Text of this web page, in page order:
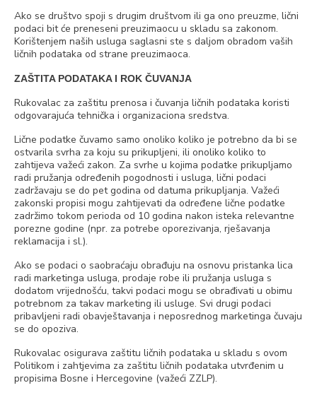
Ako se društvo spoji s drugim društvom ili ga ono preuzme, lični
podaci bit će preneseni preuzimaocu u skladu sa zakonom.
Korištenjem naših usluga saglasni ste s daljom obradom vaših
ličnih podataka od strane preuzimaoca.
ZAŠTITA PODATAKA I ROK ČUVANJA
Rukovalac za zaštitu prenosa i čuvanja ličnih podataka koristi
odgovarajuća tehnička i organizaciona sredstva.
Lične podatke čuvamo samo onoliko koliko je potrebno da bi se
ostvarila svrha za koju su prikupljeni, ili onoliko koliko to
zahtijeva važeći zakon. Za svrhe u kojima podatke prikupljamo
radi pružanja određenih pogodnosti i usluga, lični podaci
zadržavaju se do pet godina od datuma prikupljanja. Važeći
zakonski propisi mogu zahtijevati da određene lične podatke
zadržimo tokom perioda od 10 godina nakon isteka relevantne
porezne godine (npr. za potrebe oporezivanja, rješavanja
reklamacija i sl.).
Ako se podaci o saobraćaju obrađuju na osnovu pristanka lica
radi marketinga usluga, prodaje robe ili pružanja usluga s
dodatom vrijednošću, takvi podaci mogu se obrađivati u obimu
potrebnom za takav marketing ili usluge. Svi drugi podaci
pribavljeni radi obavještavanja i neposrednog marketinga čuvaju
se do opoziva.
Rukovalac osigurava zaštitu ličnih podataka u skladu s ovom
Politikom i zahtjevima za zaštitu ličnih podataka utvrđenim u
propisima Bosne i Hercegovine (važeći ZZLP).